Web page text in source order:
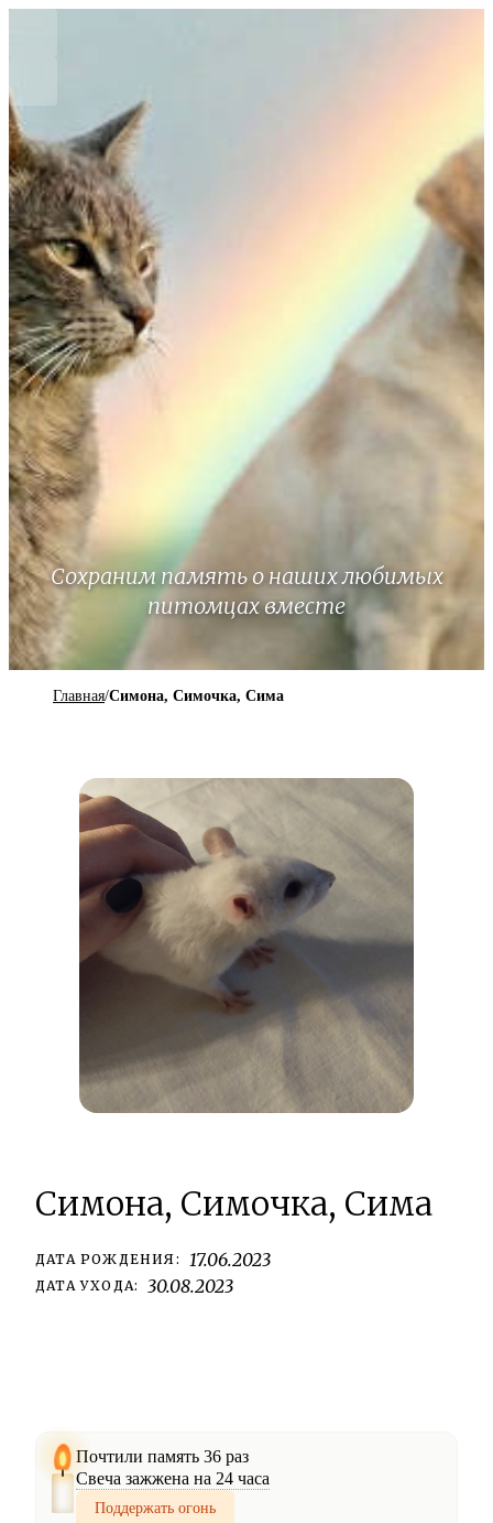
Сохраним память о наших любимых
питомцах вместе
Главная/Симона, Симочка, Сима
Симона, Симочка, Сима
ДАТА РОЖДЕНИЯ: 17.06.2023
ДАТА УХОДА: 30.08.2023
Почтили память 36 раз
Свеча зажжена на 24 часа
Поддержать огонь